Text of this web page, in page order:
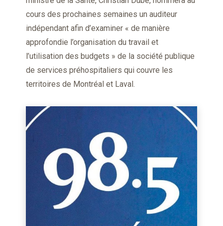
cours des prochaines semaines un auditeur
indépendant afin d’examiner « de manière
approfondie l’organisation du travail et
l’utilisation des budgets » de la société publique
de services préhospitaliers qui couvre les
territoires de Montréal et Laval.